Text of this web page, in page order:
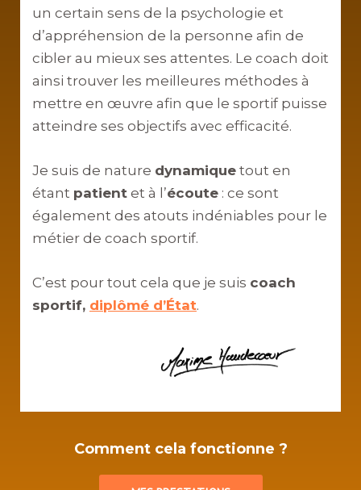
un certain sens de la psychologie et
d’appréhension de la personne afin de
cibler au mieux ses attentes. Le coach doit
ainsi trouver les meilleures méthodes à
mettre en œuvre afin que le sportif puisse
atteindre ses objectifs avec efficacité.
Je suis de nature dynamique tout en
étant patient et à l’écoute : ce sont
également des atouts indéniables pour le
métier de coach sportif.
C’est pour tout cela que je suis coach
sportif, diplômé d’État.
Comment cela fonctionne ?